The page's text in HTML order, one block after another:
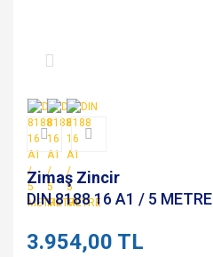
Zimaş Zincir
DIN 8188 16 A1 / 5 METRE
3.954,00 TL